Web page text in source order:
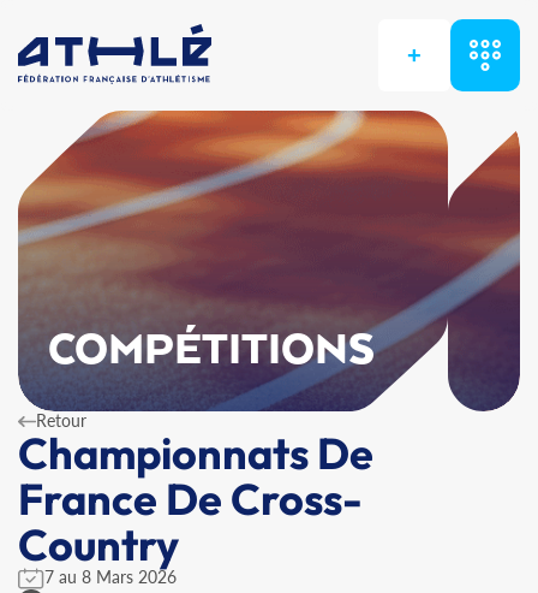
+
COMPÉTITIONS
Retour
Championnats De
France De Cross-
Country
7 au 8 Mars 2026